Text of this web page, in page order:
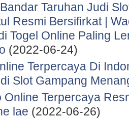
Taruhan Judi
Resmi Bersifirkat |
Togel Online Paling
(2022-06-24)
Terpercaya Di
Slot Gampang
Online Terpercaya
lae (2022-06-26)